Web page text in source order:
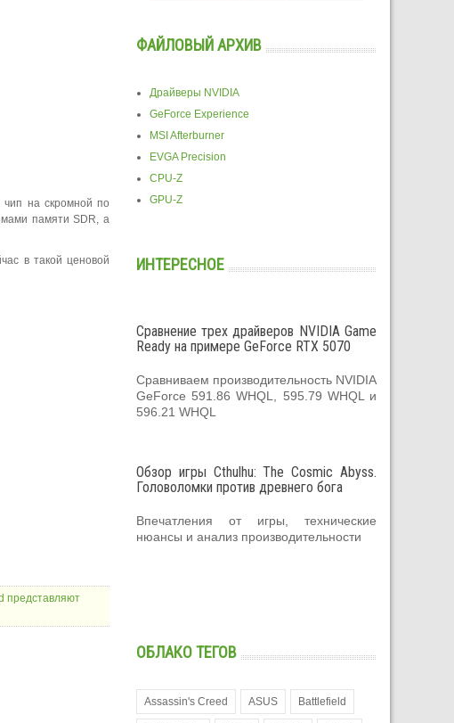
на скромной по
памяти SDR, а
в такой ценовой
представляют
ФАЙЛОВЫЙ АРХИВ
Драйверы NVIDIA
GeForce Experience
MSI Afterburner
EVGA Precision
CPU-Z
GPU-Z
ИНТЕРЕСНОЕ
Сравнение трех драйверов NVIDIA Game
Ready на примере GeForce RTX 5070
Сравниваем производительность NVIDIA
GeForce 591.86 WHQL, 595.79 WHQL и
596.21 WHQL
Обзор игры Cthulhu: The Cosmic Abyss.
Головоломки против древнего бога
Впечатления от игры, технические
нюансы и анализ производительности
ОБЛАКО ТЕГОВ
Assassin's Creed ASUS Battlefield